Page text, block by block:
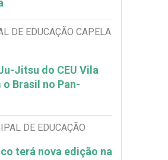
DE EDUCAÇÃO CAPELA
Jitsu do CEU Vila
Brasil no Pan-
DE EDUCAÇÃO
terá nova edição na